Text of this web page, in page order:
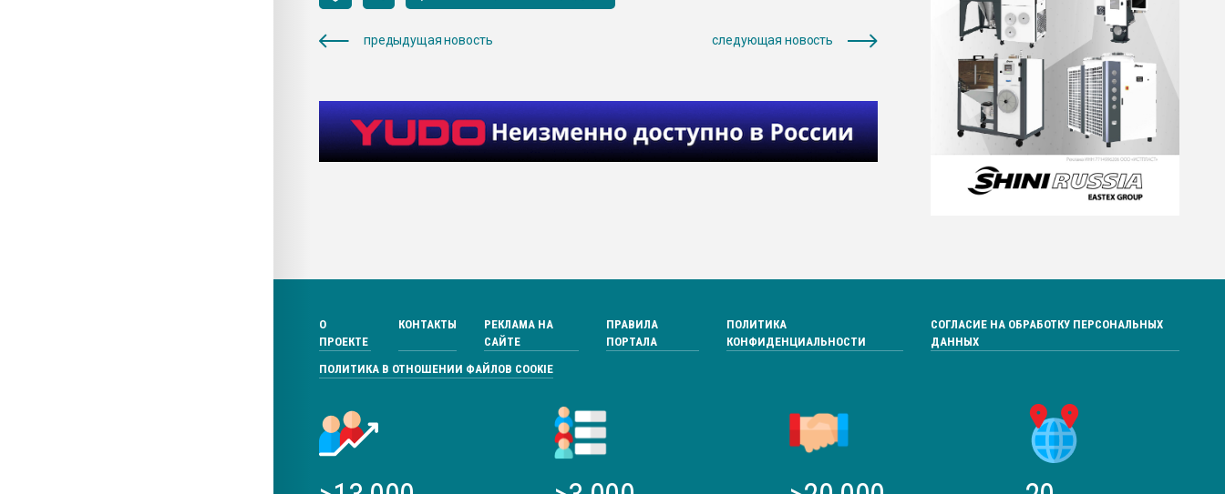
предыдущая новость следующая новость
О
ПРОЕКТЕ
КОНТАКТЫ
РЕКЛАМА НА
САЙТЕ
ПРАВИЛА
ПОРТАЛА
ПОЛИТИКА
КОНФИДЕНЦИАЛЬНОСТИ
СОГЛАСИЕ НА ОБРАБОТКУ ПЕРСОНАЛЬНЫХ
ДАННЫХ
ПОЛИТИКА В ОТНОШЕНИИ ФАЙЛОВ COOKIE